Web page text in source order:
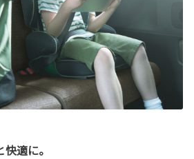
適に。